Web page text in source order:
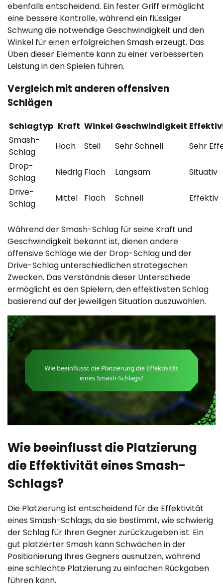
ebenfalls entscheidend. Ein fester Griff ermöglicht
eine bessere Kontrolle, während ein flüssiger
Schwung die notwendige Geschwindigkeit und den
Winkel für einen erfolgreichen Smash erzeugt. Das
Üben dieser Elemente kann zu einer verbesserten
Leistung in den Spielen führen.
Vergleich mit anderen offensiven
Schlägen
Schlagtyp Kraft Winkel Geschwindigkeit
Smash-
Schlag
Hoch Steil Sehr Schnell
Sehr
Drop-
Schlag
Niedrig Flach Langsam
Situativ
Drive-
Schlag
Mittel Flach Schnell Effektiv
Während der Smash-Schlag für seine Kraft und
Geschwindigkeit bekannt ist, dienen andere
offensive Schläge wie der Drop-Schlag und der
Drive-Schlag unterschiedlichen strategischen
Zwecken. Das Verständnis dieser Unterschiede
ermöglicht es den Spielern, den effektivsten Schlag
basierend auf der jeweiligen Situation auszuwählen.
Wie beeinflusst die Platzierung
die Effektivität eines Smash-
Schlags?
Die Platzierung ist entscheidend für die Effektivität
eines Smash-Schlags, da sie bestimmt, wie schwierig
der Schlag für Ihren Gegner zurückzugeben ist. Ein
gut platzierter Smash kann Schwächen in der
Positionierung Ihres Gegners ausnutzen, während
eine schlechte Platzierung zu einfachen Rückgaben
führen kann.